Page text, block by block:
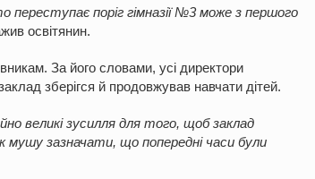
переступає поріг гімназії №3 може з першого
освітянин.
За його словами, усі директори
зберігся й продовжував навчати дітей.
великі зусилля для того, щоб заклад
зазначати, що попередні часи були